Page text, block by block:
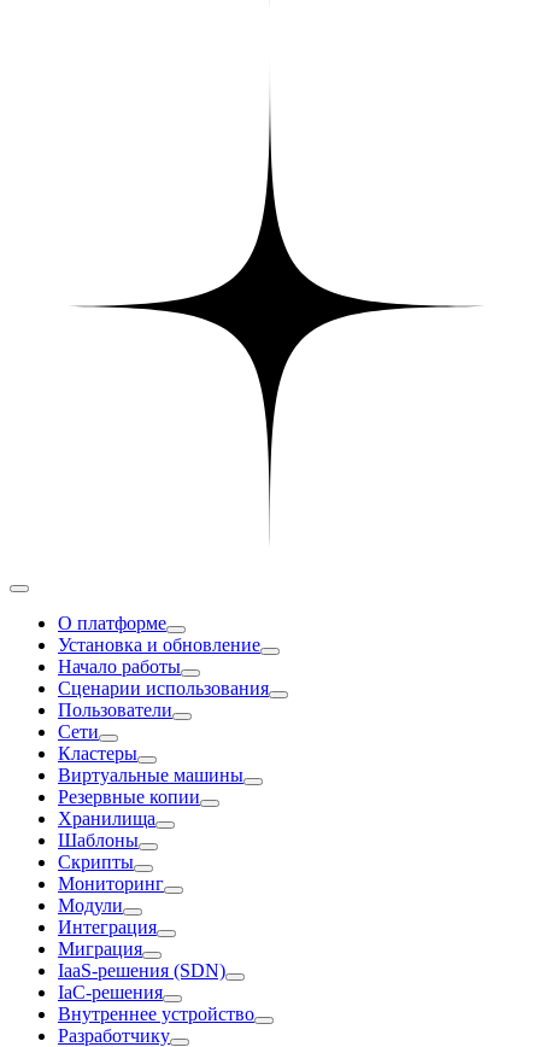
О платформе
Установка и обновление
Начало работы
Сценарии использования
Пользователи
Сети
Кластеры
Виртуальные машины
Резервные копии
Хранилища
Шаблоны
Скрипты
Мониторинг
Модули
Интеграция
Миграция
IaaS-решения (SDN)
IaC-решения
Внутреннее устройство
Разработчику